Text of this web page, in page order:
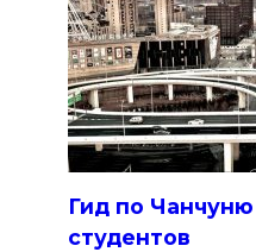
Гид по
студентов